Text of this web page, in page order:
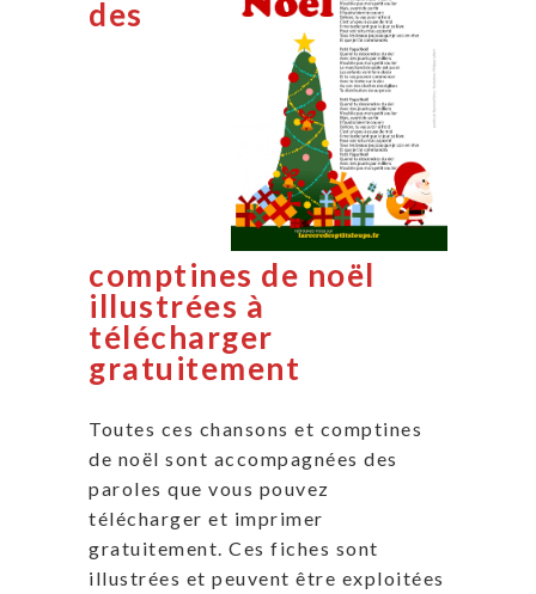
des
comptines de noël
illustrées à
télécharger
gratuitement
Toutes ces chansons et comptines
de noël sont accompagnées des
paroles que vous pouvez
télécharger et imprimer
gratuitement. Ces fiches sont
illustrées et peuvent être exploitées